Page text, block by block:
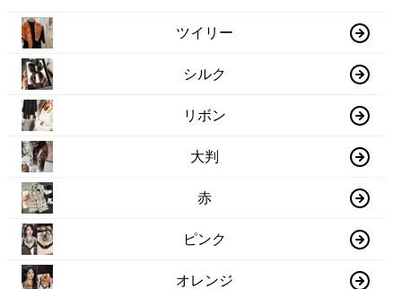
ツイリー
シルク
リボン
大判
赤
ピンク
オレンジ